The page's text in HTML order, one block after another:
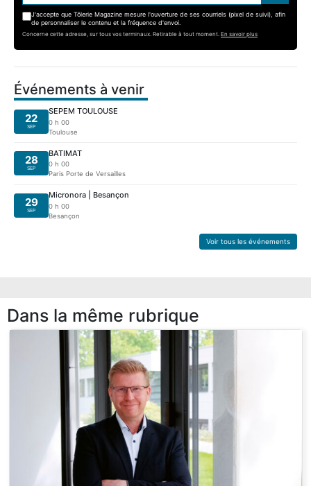
J'accepte que Tôlerie Magazine mesure l'ouverture de ses courriels (pixel de suivi), afin
de personnaliser le contenu et la fréquence d'envoi.
Concerne cette adresse, sur tous vos terminaux. Retirable à tout moment. En savoir plus
Événements à venir
22
SEP
SEPEM TOULOUSE
0 h 00
Toulouse
28
SEP
BATIMAT
0 h 00
Paris Porte de Versailles
29
SEP
Micronora | Besançon
0 h 00
Besançon
Voir tous les événements
Dans la même rubrique